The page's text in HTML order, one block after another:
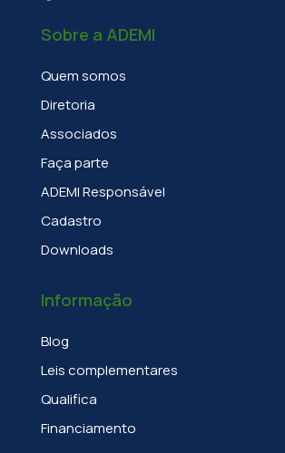
Sobre a ADEMI
Quem somos
Diretoria
Associados
Faça parte
ADEMI Responsável
Cadastro
Downloads
Informação
Blog
Leis complementares
Qualifica
Financiamento